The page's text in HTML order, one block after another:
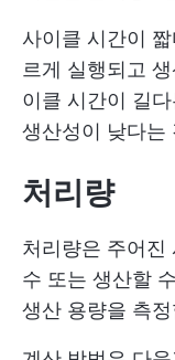
사이클 시간이
르게 실행되고
이클 시간이 길
생산성이 낮다는
처리량
처리량은 주어진
수 또는 생산할
생산 용량을 측